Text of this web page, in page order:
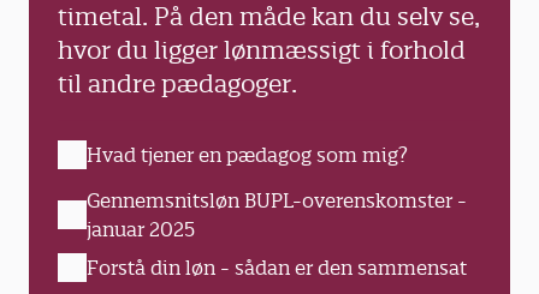
timetal. På den måde kan du selv se,
hvor du ligger lønmæssigt i forhold
til andre pædagoger.
Hvad tjener en pædagog som mig?
Gennemsnitsløn BUPL-overenskomster -
januar 2025
Forstå din løn - sådan er den sammensat